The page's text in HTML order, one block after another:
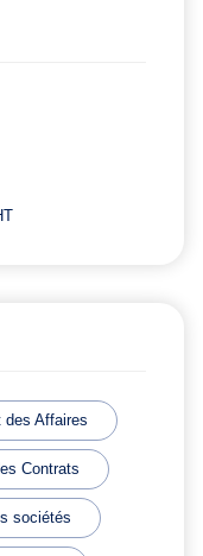
des Affaires
Contrats
sociétés